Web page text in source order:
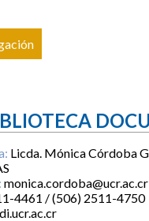
Licda. Mónica Córdoba
monica.cordoba@ucr.ac.cr
4461 / (506) 2511-4750